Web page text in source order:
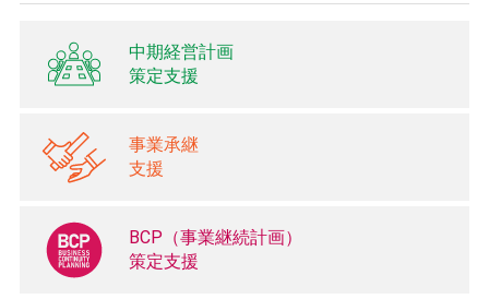
中期経営計画
策定支援
事業承継
支援
BCP（事業継続計画）
策定支援